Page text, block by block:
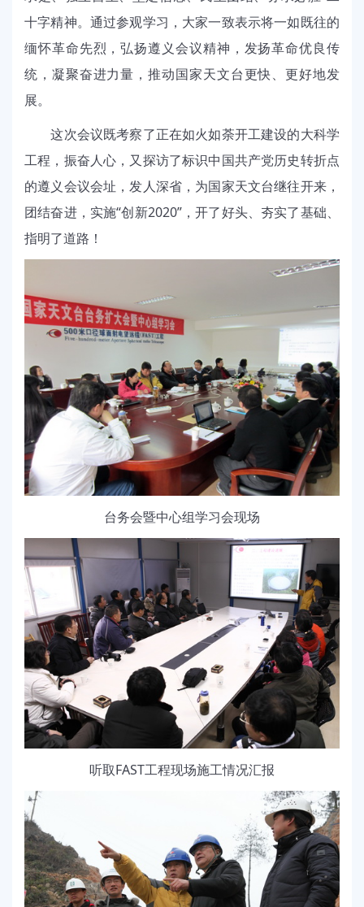
十字精神。通过参观学习，大家一致表示将一如既往的
缅怀革命先烈，弘扬遵义会议精神，发扬革命优良传
统，凝聚奋进力量，推动国家天文台更快、更好地发
展。
这次会议既考察了正在如火如荼开工建设的大科学
工程，振奋人心，又探访了标识中国共产党历史转折点
的遵义会议会址，发人深省，为国家天文台继往开来，
团结奋进，实施“创新2020”，开了好头、夯实了基础、
指明了道路！
台务会暨中心组学习会现场
听取FAST工程现场施工情况汇报